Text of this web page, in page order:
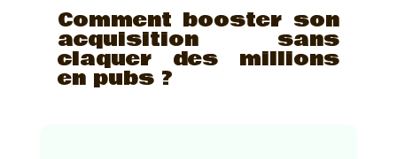
Comment booster son
acquisition sans
claquer des millions
en pubs ?